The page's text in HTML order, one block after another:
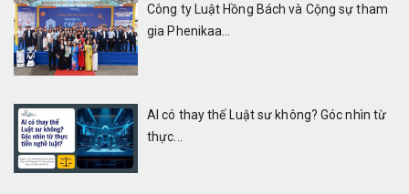
Công ty Luật Hồng Bách và Cộng sự tham
gia Phenikaa...
AI có thay thế Luật sư không? Góc nhìn từ
thực...